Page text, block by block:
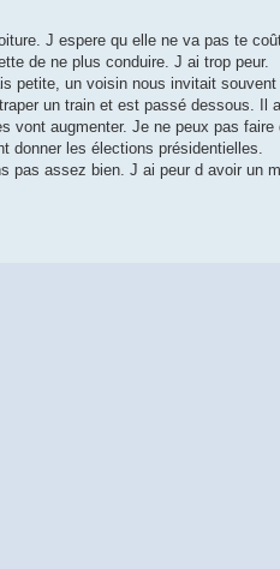
J espere qu elle ne va pas te
de ne plus conduire. J ai trop peur.
petite, un voisin nous invitait
un train et est passé dessous. Il
vont augmenter. Je ne peux pas
donner les élections présidentielles.
assez bien. J ai peur d avoir un